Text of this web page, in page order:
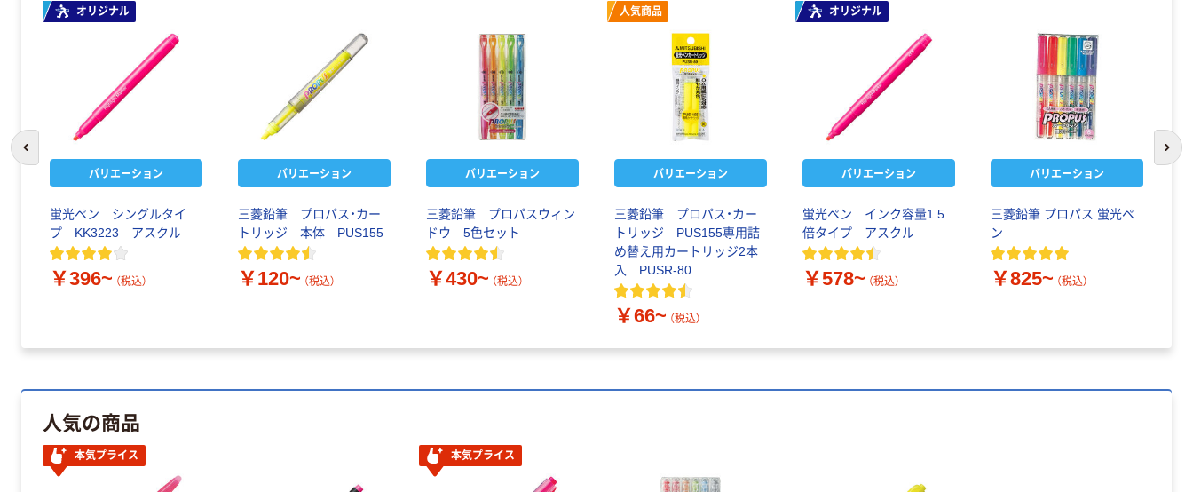
オリジナル
バリエーション
蛍光ペン シングルタイ
プ KK3223 アスクル
￥396~ （税込）
バリエーション
三菱鉛筆 プロパス・カー
トリッジ 本体 PUS155
￥120~ （税込）
バリエーション
三菱鉛筆 プロパスウィン
ドウ 5色セット
￥430~ （税込）
人気商品
バリエーション
三菱鉛筆 プロパス・カー
トリッジ PUS155専用詰
め替え用カートリッジ2本
入 PUSR-80
￥66~ （税込）
オリジナル
バリエーション
蛍光ペン インク容量1.5
倍タイプ アスクル
￥578~ （税込）
バリエーション
三菱鉛筆 プロパス 蛍光ペ
ン
￥825~ （税込）
前のスライドへ 次
人気の商品
本気プライス 本気プライス